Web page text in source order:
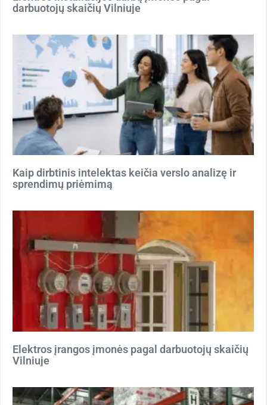
darbuotojų skaičių Vilniuje
Kaip dirbtinis intelektas keičia verslo analizę ir
sprendimų priėmimą
Elektros įrangos įmonės pagal darbuotojų skaičių
Vilniuje